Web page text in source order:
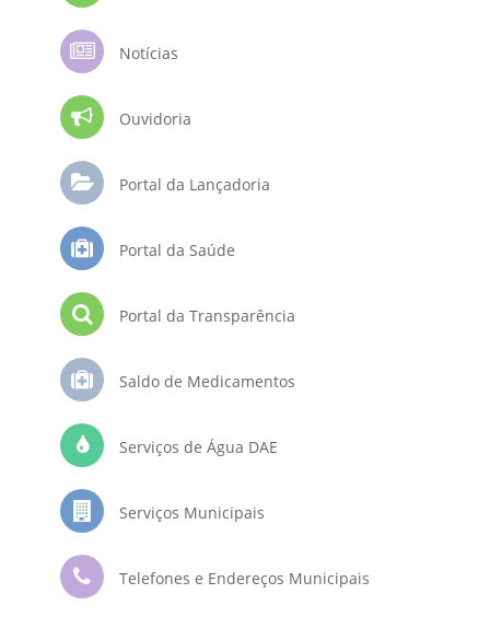
Notícias
Ouvidoria
Portal da Lançadoria
Portal da Saúde
Portal da Transparência
Saldo de Medicamentos
Serviços de Água DAE
Serviços Municipais
Telefones e Endereços Municipais